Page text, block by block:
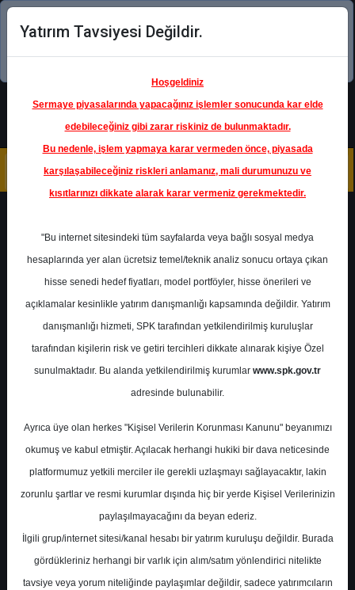
Şimdi uygulamayı indirin!
THYAO- TÜRK HAVA YOLLARI
A.O.
Hedef Fiyat 445.00 ₺
Getiri
%0.00
0 0
Yatırım Tavsiyesi Değildir.
Hoşgeldiniz
Sermaye piyasalarında yapacağınız işlemler sonucunda kar elde
edebileceğiniz gibi zarar riskiniz de bulunmaktadır.
Bu nedenle, işlem yapmaya karar vermeden önce, piyasada
karşılaşabileceğiniz riskleri anlamanız, mali durumunuzu ve
kısıtlarınızı dikkate alarak karar vermeniz gerekmektedir.
"Bu internet sitesindeki tüm sayfalarda veya bağlı sosyal medya
hesaplarında yer alan ücretsiz temel/teknik analiz sonucu ortaya çıkan
hisse senedi hedef fiyatları, model portföyler, hisse önerileri ve
açıklamalar kesinlikle yatırım danışmanlığı kapsamında değildir. Yatırım
danışmanlığı hizmeti, SPK tarafından yetkilendirilmiş kuruluşlar
tarafından kişilerin risk ve getiri tercihleri dikkate alınarak kişiye Özel
sunulmaktadır. Bu alanda yetkilendirilmiş kurumlar www.spk.gov.tr
adresinde bulunabilir.
Ayrıca üye olan herkes "Kişisel Verilerin Korunması Kanunu" beyanımızı
okumuş ve kabul etmiştir. Açılacak herhangi hukiki bir dava neticesinde
platformumuz yetkili merciler ile gerekli uzlaşmayı sağlayacaktır, lakin
zorunlu şartlar ve resmi kurumlar dışında hiç bir yerde Kişisel Verilerinizin
paylaşılmayacağını da beyan ederiz.
İlgili grup/internet sitesi/kanal hesabı bir yatırım kuruluşu değildir. Burada
gördükleriniz herhangi bir varlık için alım/satım yönlendirici nitelikte
tavsiye veya yorum niteliğinde paylaşımlar değildir, sadece yatırımcıların